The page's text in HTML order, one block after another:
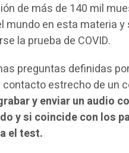
de más de 140 mil
en esta materia
la prueba de COVID.
preguntas definidas
estrecho de un
y enviar un audio
y si coincide con los
el test.